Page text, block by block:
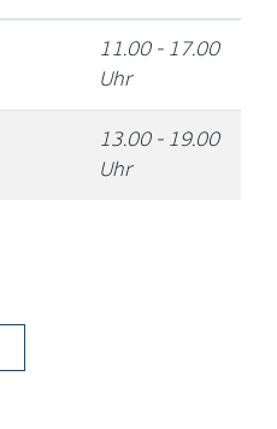
11.00 - 17.00
Uhr
13.00 - 19.00
Uhr